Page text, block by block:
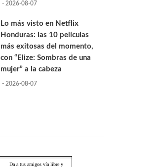
- 2026-08-07
Lo más visto en Netflix
Honduras: las 10 películas
más exitosas del momento,
con “Elize: Sombras de una
mujer” a la cabeza
- 2026-08-07